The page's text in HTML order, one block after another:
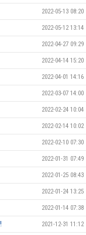
2022-05-13 08:20
2022-05-12 13:14
2022-04-27 09:29
2022-04-14 15:20
2022-04-01 14:16
2022-03-07 14:00
2022-02-24 10:04
2022-02-14 10:02
2022-02-10 07:30
2022-01-31 07:49
2022-01-25 08:43
2022-01-24 13:25
2022-01-14 07:38
2021-12-31 11:12